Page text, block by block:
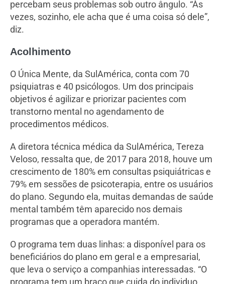
percebam seus problemas sob outro ângulo. “Às
vezes, sozinho, ele acha que é uma coisa só dele”,
diz.
Acolhimento
O Única Mente, da SulAmérica, conta com 70
psiquiatras e 40 psicólogos. Um dos principais
objetivos é agilizar e priorizar pacientes com
transtorno mental no agendamento de
procedimentos médicos.
A diretora técnica médica da SulAmérica, Tereza
Veloso, ressalta que, de 2017 para 2018, houve um
crescimento de 180% em consultas psiquiátricas e
79% em sessões de psicoterapia, entre os usuários
do plano. Segundo ela, muitas demandas de saúde
mental também têm aparecido nos demais
programas que a operadora mantém.
O programa tem duas linhas: a disponível para os
beneficiários do plano em geral e a empresarial,
que leva o serviço a companhias interessadas. “O
programa tem um braço que cuida do individuo,